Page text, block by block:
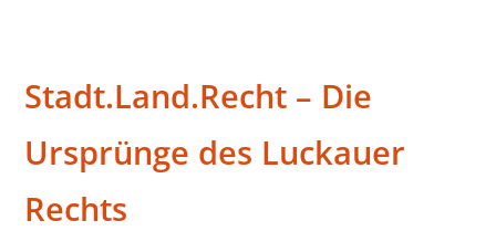
Stadt.Land.Recht – Die
Ursprünge des Luckauer
Rechts